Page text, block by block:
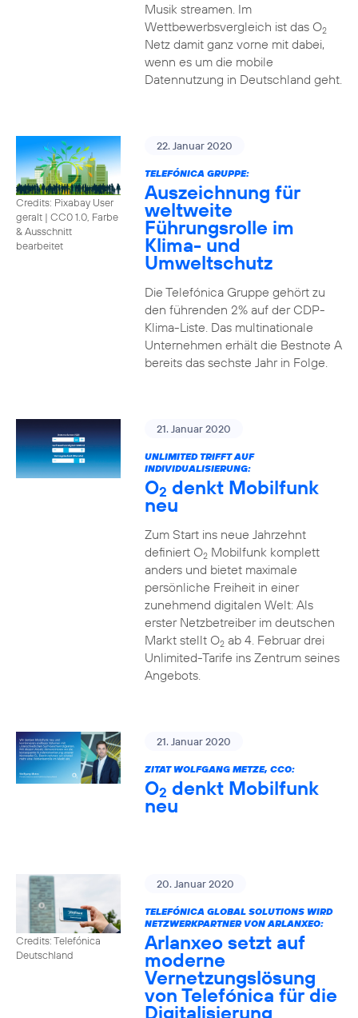
Musik streamen. Im
Wettbewerbsvergleich ist das O2
Netz damit ganz vorne mit dabei,
wenn es um die mobile
Datennutzung in Deutschland geht.
Credits: Pixabay User
geralt | CC0 1.0, Farbe
& Ausschnitt
bearbeitet
22. Januar 2020
TELEFÓNICA GRUPPE:
Auszeichnung für
weltweite
Führungsrolle im
Klima- und
Umweltschutz
Die Telefónica Gruppe gehört zu
den führenden 2% auf der CDP-
Klima-Liste. Das multinationale
Unternehmen erhält die Bestnote A
bereits das sechste Jahr in Folge.
21. Januar 2020
UNLIMITED TRIFFT AUF
INDIVIDUALISIERUNG:
O2 denkt Mobilfunk
neu
Zum Start ins neue Jahrzehnt
definiert O2Mobilfunk komplett
anders und bietet maximale
persönliche Freiheit in einer
zunehmend digitalen Welt: Als
erster Netzbetreiber im deutschen
Markt stellt O2ab 4. Februar drei
Unlimited-Tarife ins Zentrum seines
Angebots.
21. Januar 2020
ZITAT WOLFGANG METZE, CCO:
O2 denkt Mobilfunk
neu
Credits: Telefónica
Deutschland
20. Januar 2020
TELEFÓNICA GLOBAL SOLUTIONS WIRD
NETZWERKPARTNER VON ARLANXEO:
Arlanxeo setzt auf
moderne
Vernetzungslösung
von Telefónica für die
Digitalisierung